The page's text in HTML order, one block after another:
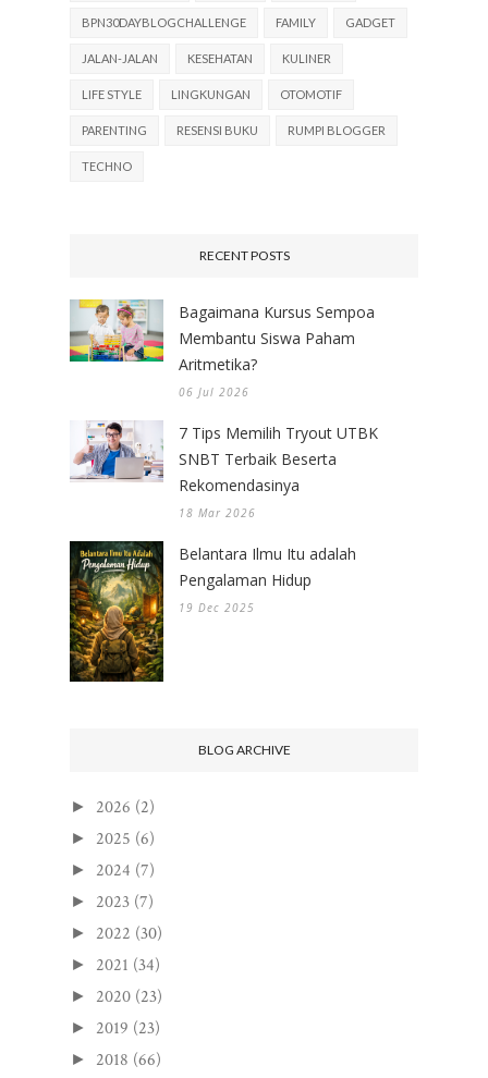
BPN30DAYBLOGCHALLENGE FAMILY GADGET
JALAN-JALAN KESEHATAN KULINER
LIFE STYLE LINGKUNGAN OTOMOTIF
PARENTING RESENSI BUKU RUMPI BLOGGER
TECHNO
RECENT POSTS
Bagaimana Kursus Sempoa
Membantu Siswa Paham
Aritmetika?
06 Jul 2026
7 Tips Memilih Tryout UTBK
SNBT Terbaik Beserta
Rekomendasinya
18 Mar 2026
Belantara Ilmu Itu adalah
Pengalaman Hidup
19 Dec 2025
BLOG ARCHIVE
► 2026 (2)
► 2025 (6)
► 2024 (7)
► 2023 (7)
► 2022 (30)
► 2021 (34)
► 2020 (23)
► 2019 (23)
► 2018 (66)